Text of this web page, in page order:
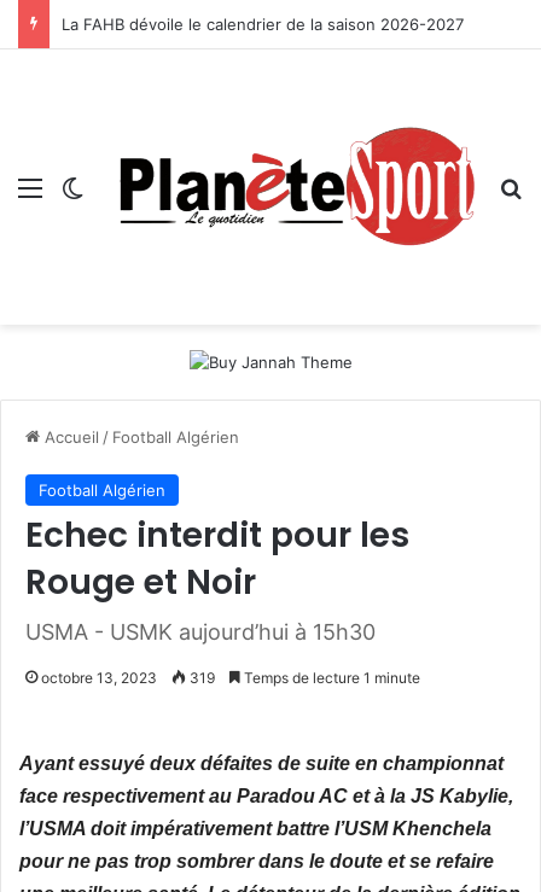
La FAHB dévoile le calendrier de la saison 2026-2027
Menu Switch skin
Accueil / Football Algérien
Football Algérien
Echec interdit pour les
Rouge et Noir
USMA - USMK aujourd’hui à 15h30
octobre 13, 2023 319 Temps de lecture 1 minute
Ayant essuyé deux défaites de suite en championnat
face respectivement au Paradou AC et à la JS Kabylie,
l’USMA doit impérativement battre l’USM Khenchela
pour ne pas trop sombrer dans le doute et se refaire